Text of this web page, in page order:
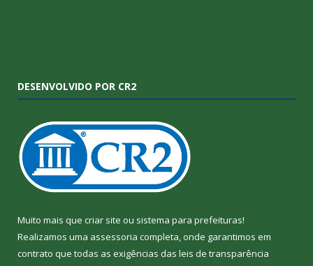
DESENVOLVIDO POR CR2
Muito mais que criar site ou sistema para prefeituras!
Realizamos uma assessoria completa, onde garantimos em
contrato que todas as exigências das leis de transparência